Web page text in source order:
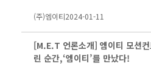
(주)엠이티2024-01-11
[M.E.T 언론소개] 엠이티 모션
린 순간,‘엠이티’를 만났다!